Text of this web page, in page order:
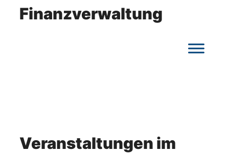
Finanzverwaltung
Veranstaltungen im